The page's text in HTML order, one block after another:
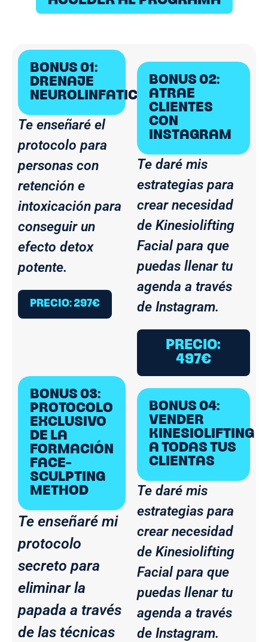
BONUS 01:
DRENAJE
NEUROLINFATICO
Te enseñaré el
protocolo para
personas con
retención e
intoxicación para
conseguir un
efecto detox
potente.
PRECIO: 297€
BONUS 02:
ATRAE
CLIENTES
CON
INSTAGRAM
Te daré mis
estrategias para
crear necesidad
de Kinesiolifting
Facial para que
puedas llenar tu
agenda a través
de Instagram.
PRECIO:
497€
BONUS 03:
PROTOCOLO
EXCLUSIVO
DE LA
FORMACIÓN
FACE-
SCULPTING
METHOD
Te enseñaré mi
protocolo
secreto para
eliminar la
papada a través
de las técnicas
BONUS 04:
VENDER
KINESIOLIFTING
A TODAS TUS
CLIENTAS
Te daré mis
estrategias para
crear necesidad
de Kinesiolifting
Facial para que
puedas llenar tu
agenda a través
de Instagram.